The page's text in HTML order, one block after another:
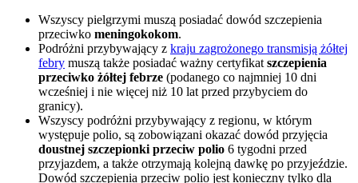
Wszyscy pielgrzymi muszą posiadać dowód szczepienia
przeciwko meningokokom.
Podróżni przybywający z kraju zagrożonego transmisją żółtej
febry muszą także posiadać ważny certyfikat szczepienia
przeciwko żółtej febrze (podanego co najmniej 10 dni
wcześniej i nie więcej niż 10 lat przed przybyciem do
granicy).
Wszyscy podróżni przybywający z regionu, w którym
występuje polio, są zobowiązani okazać dowód przyjęcia
doustnej szczepionki przeciw polio 6 tygodni przed
przyjazdem, a także otrzymają kolejną dawkę po przyjeździe.
Dowód szczepienia przeciw polio jest konieczny tylko dla